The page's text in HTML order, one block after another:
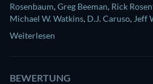
Rosenbaum,Greg Beeman, Rick
Michael W. Watkins, D.J. Caruso, Jeff
Weiterlesen
BEWERTUNG